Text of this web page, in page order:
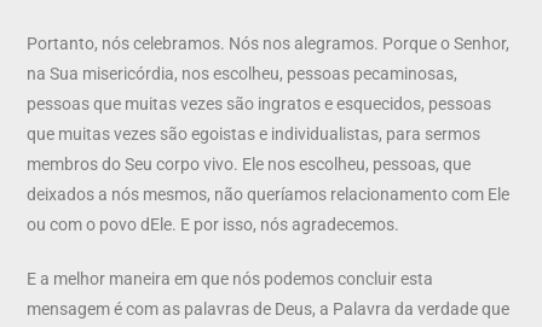
Portanto, nós celebramos. Nós nos alegramos. Porque o Senhor,
na Sua misericórdia, nos escolheu, pessoas pecaminosas,
pessoas que muitas vezes são ingratos e esquecidos, pessoas
que muitas vezes são egoistas e individualistas, para sermos
membros do Seu corpo vivo. Ele nos escolheu, pessoas, que
deixados a nós mesmos, não queríamos relacionamento com Ele
ou com o povo dEle. E por isso, nós agradecemos.
E a melhor maneira em que nós podemos concluir esta
mensagem é com as palavras de Deus, a Palavra da verdade que